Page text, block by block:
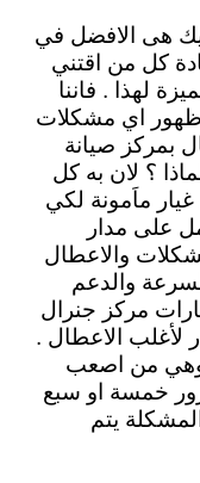
هى الافضل في
كل من اقتني
لهذا . فاننا
ظهور اي مشكلات
بمركز صيانة
؟ لان به كل
ماَمونة لكي
على مدار
والاعطال
والدعم
مركز جنرال
لأغلب الاعطال .
وهي من اصعب
خمسة او سبع
يتم